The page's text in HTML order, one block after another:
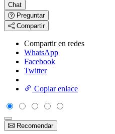
Chat
Preguntar
Compartir
Compartir en redes
WhatsApp
Facebook
Twitter
Copiar enlace
Recomendar